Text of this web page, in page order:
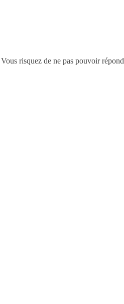
risquez de ne pas pouvoir